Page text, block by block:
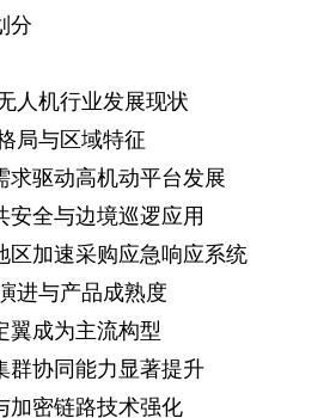
分
人机行业发展现状
局与区域特征
求驱动高机动平台发展
安全与边境巡逻应用
区加速采购应急响应系统
进与产品成熟度
翼成为主流构型
群协同能力显著提升
加密链路技术强化